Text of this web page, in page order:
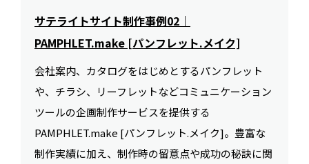
サテライトサイト制作事例02｜
PAMPHLET.make [パンフレット.メイク]
会社案内、カタログをはじめとするパンフレット
や、チラシ、リーフレットなどコミュニケーション
ツールの企画制作サービスを提供する
PAMPHLET.make [パンフレット.メイク]。豊富な
制作実績に加え、制作時の留意点や成功の秘訣に関